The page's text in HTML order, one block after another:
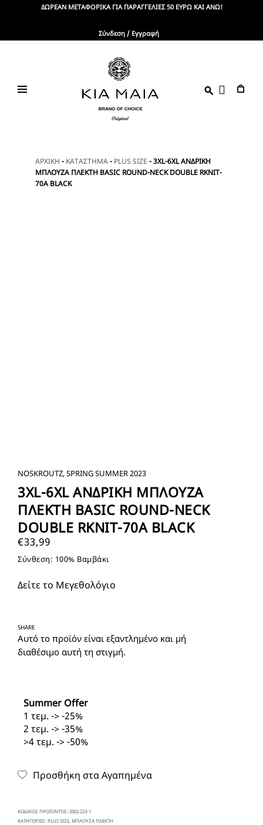
ΔΩΡΕΑΝ ΜΕΤΑΦΟΡΙΚΑ ΓΙΑ ΠΑΡΑΓΓΕΛΙΕΣ 50 ΕΥΡΩ ΚΑΙ ΑΝΩ!
Σύνδεση / Εγγραφή
ΑΡΧΙΚΗ - ΚΑΤΑΣΤΗΜΑ- PLUS SIZE -3XL-6XL ΑΝΔΡΙΚΗ
ΜΠΛΟΥΖΑ ΠΛΕΚΤΗ BASIC ROUND-NECK DOUBLE RKNIT-
70A BLACK
NOSKROUTZ, SPRING SUMMER 2023
3XL-6XL ΑΝΔΡΙΚΗ ΜΠΛΟΥΖΑ
ΠΛΕΚΤΗ BASIC ROUND-NECK
DOUBLE RKNIT-70A BLACK
€33,99
Σύνθεση: 100% Βαμβάκι
Δείτε το Μεγεθολόγιο
SHARE
Αυτό το προϊόν είναι εξαντλημένο και μή
διαθέσιμο αυτή τη στιγμή.
Summer Offer
1 τεμ. -> -25%
2 τεμ. -> -35%
>4 τεμ. -> -50%
Προσθήκη στα Αγαπημένα
ΚΩΔΙΚΌΣ ΠΡΟΪΌΝΤΟΣ:2002.223-1
ΚΑΤΗΓΟΡΊΕΣ:PLUS SIZE ΜΠΛΟΥΖΑ ΠΛΕΚΤΗ